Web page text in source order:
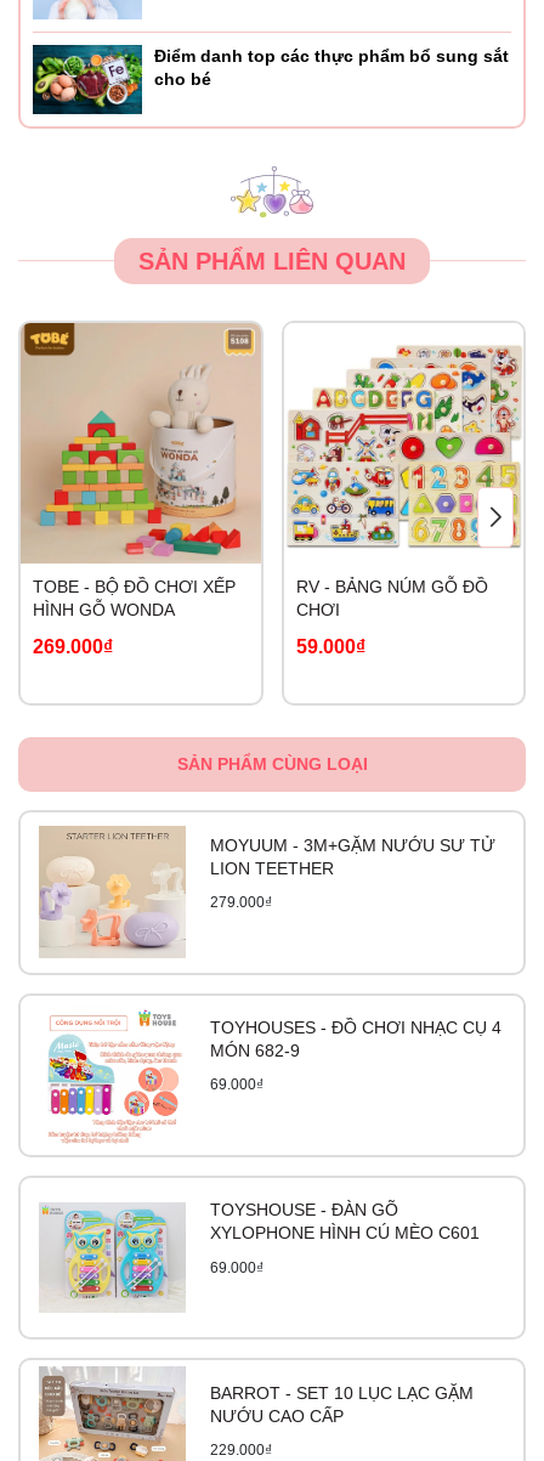
Điểm danh top các thực phẩm bổ sung sắt
cho bé
SẢN PHẨM LIÊN QUAN
TOBE - BỘ ĐỒ CHƠI XẾP
HÌNH GỖ WONDA
269.000₫
RV - BẢNG NÚM GỖ ĐỒ
CHƠI
59.000₫
SẢN PHẨM CÙNG LOẠI
MOYUUM - 3M+GẶM NƯỚU SƯ TỬ
LION TEETHER
279.000₫
TOYHOUSES - ĐỒ CHƠI NHẠC CỤ 4
MÓN 682-9
69.000₫
TOYSHOUSE - ĐÀN GÕ
XYLOPHONE HÌNH CÚ MÈO C601
69.000₫
BARROT - SET 10 LỤC LẠC GẶM
NƯỚU CAO CẤP
229.000₫